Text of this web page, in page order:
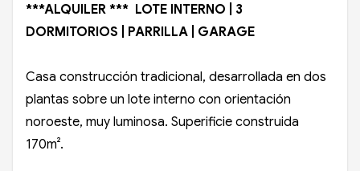
***ALQUILER *** LOTE INTERNO | 3
DORMITORIOS | PARRILLA | GARAGE
Casa construcción tradicional, desarrollada en dos
plantas sobre un lote interno con orientación
noroeste, muy luminosa. Superificie construida
170m².